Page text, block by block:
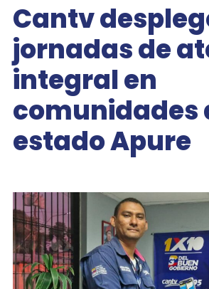
Cantv
jornadas de
integral en
comunidades
estado Apure